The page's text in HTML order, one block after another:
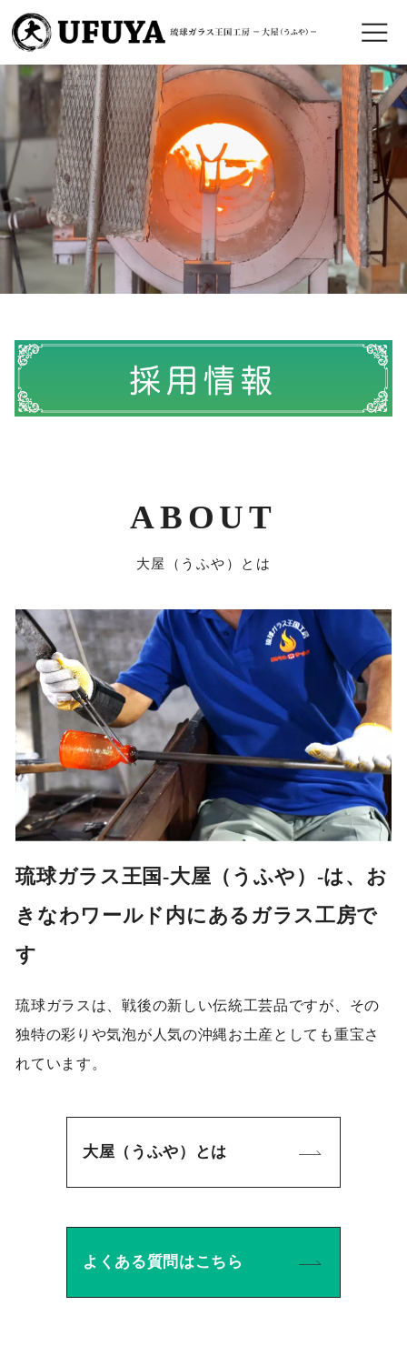
ABOUT
大屋（うふや）とは
琉球ガラス王国‐大屋（うふや）‐は、お
きなわワールド内にあるガラス工房で
す
琉球ガラスは、戦後の新しい伝統工芸品ですが、その
独特の彩りや気泡が人気の沖縄お土産としても重宝さ
れています。
大屋（うふや）とは
よくある質問はこちら